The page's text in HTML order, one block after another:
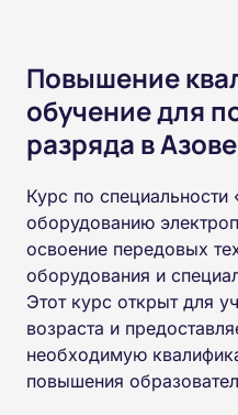
Повышение
обучение для
разряда в Азове
Курс по
оборудованию
освоение передовых
оборудования и
Этот курс открыт для
возраста и
необходимую
повышения